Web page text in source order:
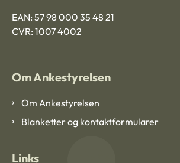
EAN: 57 98 000 35 48 21
CVR: 1007 4002
Om Ankestyrelsen
Om Ankestyrelsen
Blanketter og kontaktformularer
Links